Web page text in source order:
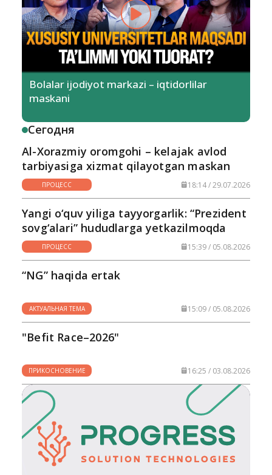
Bolalar ijodiyot markazi – iqtidorlilar
maskani
Сегодня
Al-Xorazmiy oromgohi – kelajak avlod
tarbiyasiga xizmat qilayotgan maskan
ПРОЦЕСС 18:14 / 29.07.2026
Yangi o‘quv yiliga tayyorgarlik: “Prezident
sovg‘alari” hududlarga yetkazilmoqda
ПРОЦЕСС 15:39 / 05.08.2026
“NG” haqida ertak
АКТУАЛЬНАЯ ТЕМА 15:09 / 05.08.2026
"Befit Race–2026"
ПРИКОСНОВЕНИЕ 16:25 / 03.08.2026